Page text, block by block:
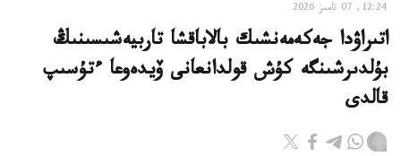
12:24, 07 تامىز 2026
اتىراۋدا جەكەمەنشىك بالاباقشا تاربيەشىسىنىڭ
بۇلدىرشىنگە كۇش قولدانعانى ۆيدەوعا ءتۇسىپ
قالدى